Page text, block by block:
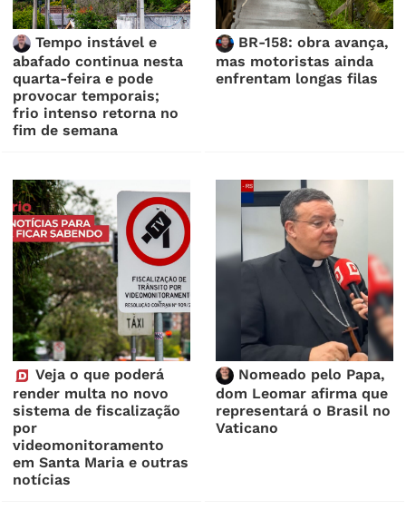
Tempo instável e
abafado continua nesta
quarta-feira e pode
provocar temporais;
frio intenso retorna no
fim de semana
BR-158: obra avança,
mas motoristas ainda
enfrentam longas filas
Veja o que poderá
render multa no novo
sistema de fiscalização
por
videomonitoramento
em Santa Maria e outras
notícias
Nomeado pelo Papa,
dom Leomar afirma que
representará o Brasil no
Vaticano